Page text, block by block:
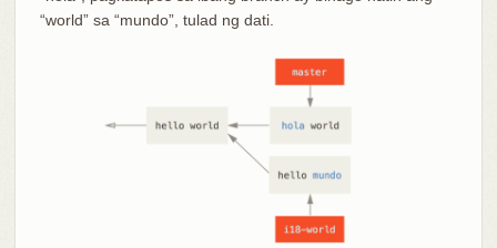
“world” sa “mundo”, tulad ng dati.